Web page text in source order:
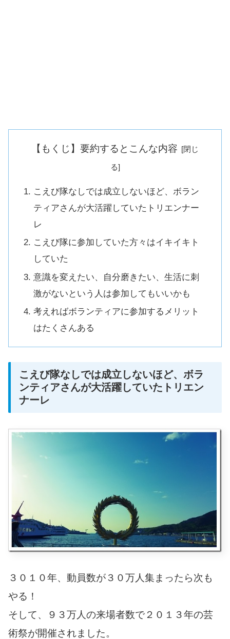
【もくじ】要約するとこんな内容
こえび隊なしでは成立しないほど、ボラン
ティアさんが大活躍していたトリエンナー
レ
こえび隊に参加していた方々はイキイキト
していた
意識を変えたい、自分磨きたい、生活に刺
激がないという人は参加してもいいかも
考えればボランティアに参加するメリット
はたくさんある
こえび隊なしでは成立しないほど、ボラ
ンティアさんが大活躍していたトリエン
ナーレ
３０１０年、動員数が３０万人集まったら次も
やる！
そして、９３万人の来場者数で２０１３年の芸
術祭が開催されました。